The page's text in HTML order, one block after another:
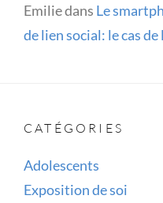
Emiliedans Le
de lien social: le cas
CATÉGORIES
Adolescents
Exposition de soi